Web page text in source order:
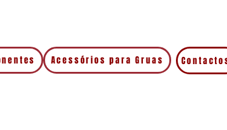
Acessórios para Gruas